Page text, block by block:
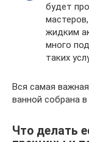
будет
жидким
много
таких
Вся самая
ванной собрана
Что делать